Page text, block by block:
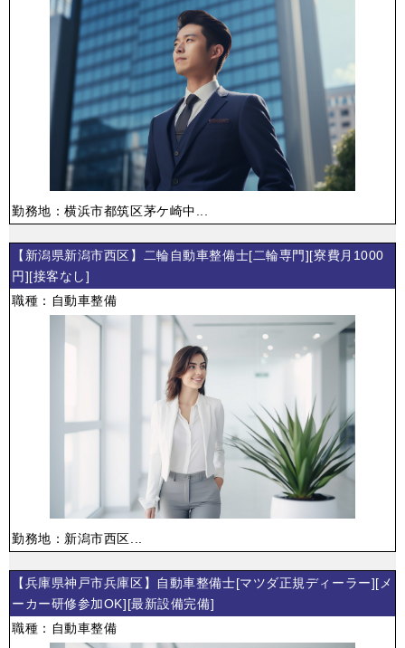
勤務地：横浜市都筑区茅ケ崎中...
【新潟県新潟市西区】二輪自動車整備士[二輪専門][寮費月1000
円][接客なし]
職種：自動車整備
勤務地：新潟市西区...
【兵庫県神戸市兵庫区】自動車整備士[マツダ正規ディーラー][メ
ーカー研修参加OK][最新設備完備]
職種：自動車整備